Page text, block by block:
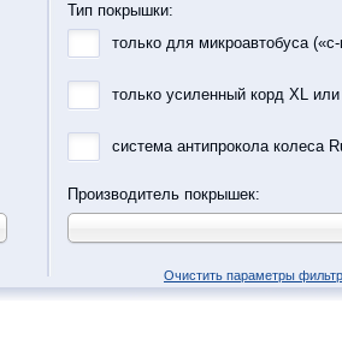
Тип покрышки:
только для микроавтобуса
только усиленный корд XL
система антипрокола колеса
Производитель покрышек:
Очистить параметры